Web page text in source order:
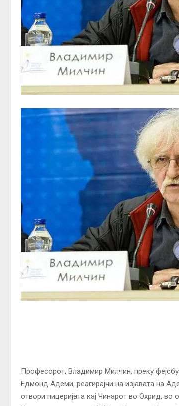
Професорот, Владимир Милчин, преку
Едмонд Адеми, реагирајчи на изјавата на
отвори пицеријата кај Чинарот во Охрид,